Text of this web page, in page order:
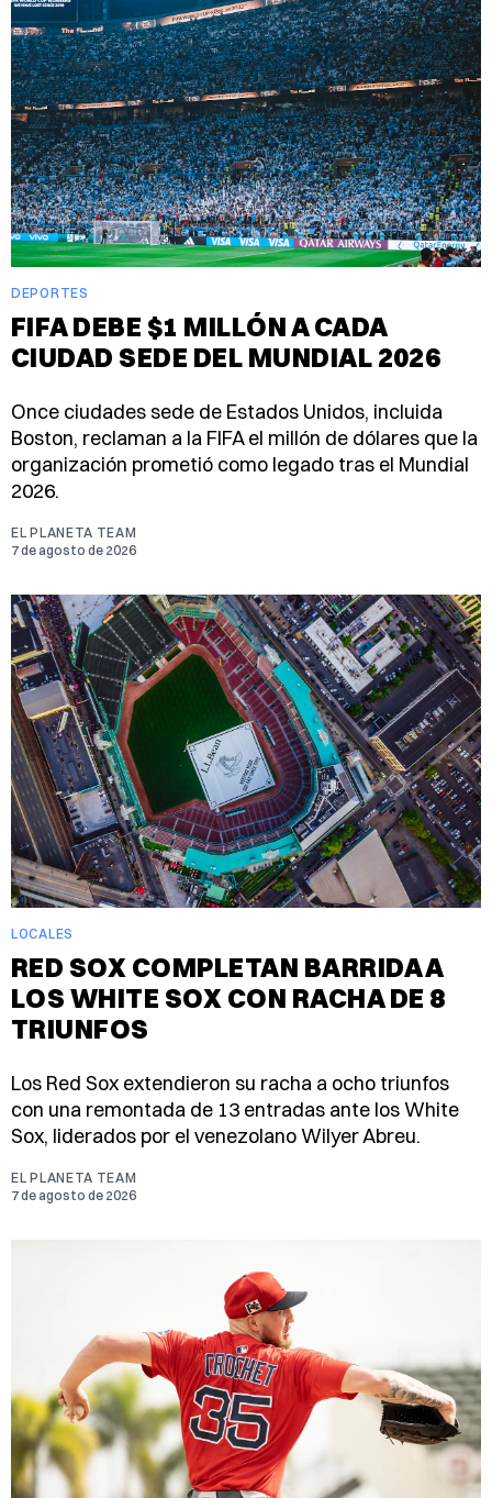
DEPORTES
FIFA DEBE $1 MILLÓN A CADA
CIUDAD SEDE DEL MUNDIAL 2026
Once ciudades sede de Estados Unidos, incluida
Boston, reclaman a la FIFA el millón de dólares que la
organización prometió como legado tras el Mundial
2026.
EL PLANETA TEAM
7 de agosto de 2026
LOCALES
RED SOX COMPLETAN BARRIDA A
LOS WHITE SOX CON RACHA DE 8
TRIUNFOS
Los Red Sox extendieron su racha a ocho triunfos
con una remontada de 13 entradas ante los White
Sox, liderados por el venezolano Wilyer Abreu.
EL PLANETA TEAM
7 de agosto de 2026